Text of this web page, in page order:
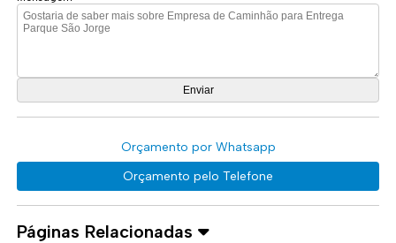
Orçamento por Whatsapp
Orçamento pelo Telefone
Páginas Relacionadas